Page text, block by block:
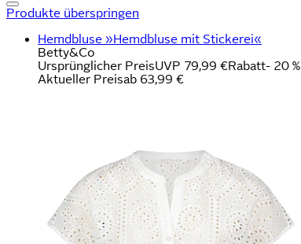
Produkte überspringen
Hemdbluse »Hemdbluse mit Stickerei«
Betty&Co
Ursprünglicher PreisUVP 79,99 €Rabatt- 20 %
Aktueller Preisab 63,99 €